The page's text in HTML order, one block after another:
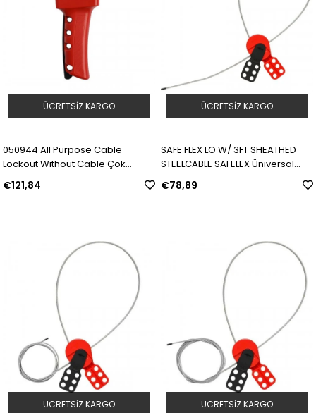
050944 All Purpose Cable
Lockout Without Cable Çok
Amaçlı Kablolu Kilit - Kablo hariç |
SKU: Y962730
€121,84
ÜCRETSIZ KARGO
SAFE FLEX LO W/ 3FT SHEATHED
STEELCABLE SAFELEX Üniversal
Kablo Kilitleme Cihazı - 1 m Kaplı
Çelik Kablo | Model: 145554 | SKU:
€78,89
ÜCRETSIZ KARGO
ÜCRETSIZ KARGO ÜCRETSIZ KARGO